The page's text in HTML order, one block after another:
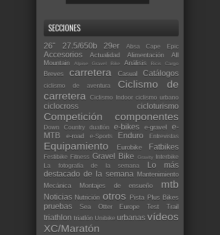
SECCIONES
26" 27.5/650b 29er Absa Cape Epic
Accesorios Actualidad Alimentación
All
Mountain
Alpine Gravel Bike Análisis Bicis Cargo
Breves carretera Casual Catálogos
ciclismo de aventura
Ciclismo de
carretera
Ciclismo Indoor ciclismo urbano
ciclocross cicloturismo
Competición componentes
Down Country duatlón e-bikes e-gravel
e-
MTB
e-road e-Sports Enduro Entrevistas
Equipamiento Eurobike Fatbikes
Festibike Fitness Gravel Bike Gravity
Interbike
La fotografía de la semana
Lo más
destacado de la semana
Mantenimiento
Mecánica
Montajes de ensueño mtb
Noticias Nutrición otros Pista Plus Bikes
pruebas Sea Otter Europe Test Trail
triathlon triatlón Unibike urbanas vídeos
XC/Maratón